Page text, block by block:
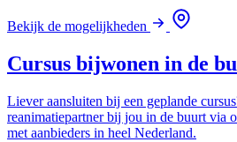
Bekijk de mogelijkheden
Cursus bijwonen in de
Liever aansluiten bij een geplande
reanimatiepartner bij jou in de buurt via
met aanbieders in heel Nederland.